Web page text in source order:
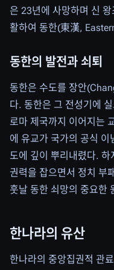
은 23년에 사망하며 신
활하여 동한(東漢,
동한의 발전과 쇠퇴
동한은 수도를 장안
다. 동한은 그 전성기에
로마 제국까지 이어지는
에 유교가 국가의 공식 이
도에 깊이 뿌리내렸다.
권력을 잡으면서 정치 부
훗날 동한 쇠망의 중요한
한나라의 유산
한나라의 중앙집권적 관